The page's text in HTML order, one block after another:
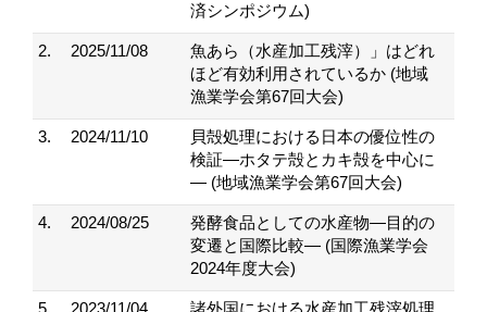
済シンポジウム)
2. 2025/11/08
魚あら（水産加工残滓）」はどれ
ほど有効利用されているか (地域
漁業学会第67回大会)
3. 2024/11/10
貝殻処理における日本の優位性の
検証―ホタテ殻とカキ殻を中心に
― (地域漁業学会第67回大会)
4. 2024/08/25
発酵食品としての水産物―目的の
変遷と国際比較― (国際漁業学会
2024年度大会)
5. 2023/11/04
諸外国における水産加工残滓処理